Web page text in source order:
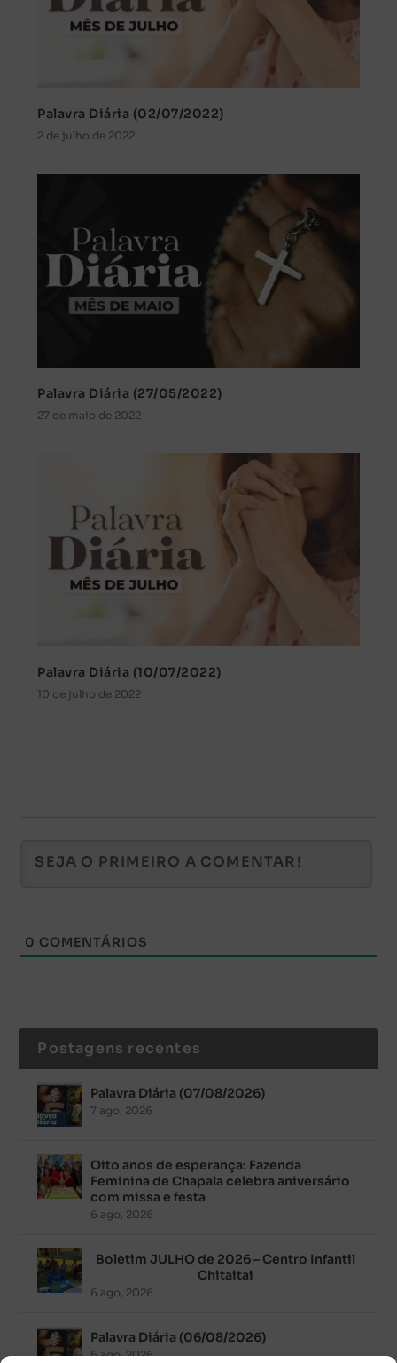
Palavra Diária (02/07/2022)
2 de julho de 2022
Palavra Diária (27/05/2022)
27 de maio de 2022
Palavra Diária (10/07/2022)
10 de julho de 2022
0 COMENTÁRIOS
Postagens recentes
Palavra Diária (07/08/2026)
7 ago, 2026
Oito anos de esperança: Fazenda
Feminina de Chapala celebra aniversário
com missa e festa
6 ago, 2026
Boletim JULHO de 2026 – Centro Infantil
Chitaitai
6 ago, 2026
Palavra Diária (06/08/2026)
6 ago, 2026